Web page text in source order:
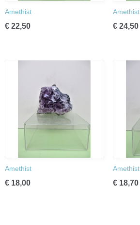
Amethist
€ 22,50
Amethist
€ 24,50
Amethist
€ 18,00
Amethist
€ 18,70